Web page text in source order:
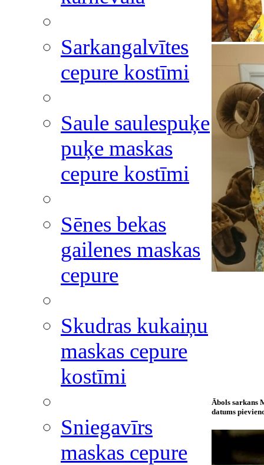
Sarkangalvītes
cepure kostīmi
Saule saulespuķe
puķe maskas
cepure kostīmi
Sēnes bekas
gailenes maskas
cepure
Skudras kukaiņu
maskas cepure
kostīmi
Sniegavīrs
maskas cepure
Ābols sarkans
datums